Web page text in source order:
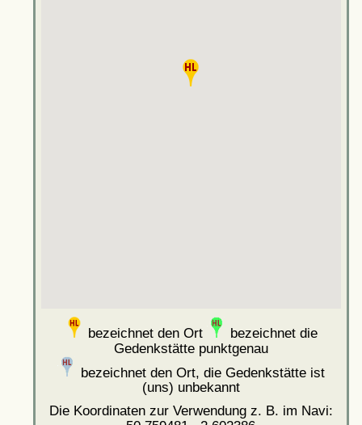
bezeichnet den Ort
bezeichnet die
Gedenkstätte punktgenau
bezeichnet den Ort, die Gedenkstätte ist
(uns) unbekannt
Die Koordinaten zur Verwendung z. B. im Navi: